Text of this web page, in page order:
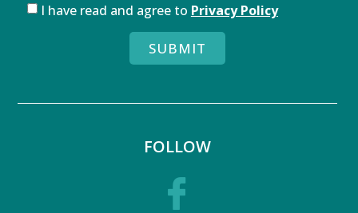
I have read and agree to Privacy Policy
SUBMIT
FOLLOW